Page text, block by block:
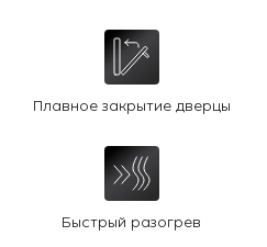
Плавное закрытие дверцы
Быстрый разогрев